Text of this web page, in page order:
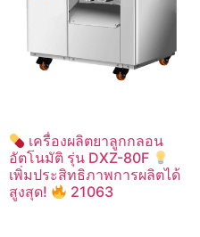
เครื่องผลิตยาลูกกลอน
อัตโนมัติ รุ่น DXZ-80F
เพิ่มประสิทธิภาพการผลิตได้
สูงสุด!
21063